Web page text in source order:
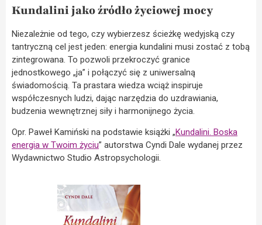
Kundalini jako źródło życiowej mocy
Niezależnie od tego, czy wybierzesz ścieżkę wedyjską czy
tantryczną cel jest jeden: energia kundalini musi zostać z tobą
zintegrowana. To pozwoli przekroczyć granice
jednostkowego „ja” i połączyć się z uniwersalną
świadomością. Ta prastara wiedza wciąż inspiruje
współczesnych ludzi, dając narzędzia do uzdrawiania,
budzenia wewnętrznej siły i harmonijnego życia.
Opr. Paweł Kamiński na podstawie książki „Kundalini. Boska
energia w Twoim życiu” autorstwa Cyndi Dale wydanej przez
Wydawnictwo Studio Astropsychologii.